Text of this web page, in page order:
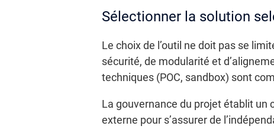
Sélectionner la solution
Le choix de l’outil ne doit pas se
sécurité, de modularité et
techniques (POC, sandbox) sont
La gouvernance du projet établit
externe pour s’assurer de